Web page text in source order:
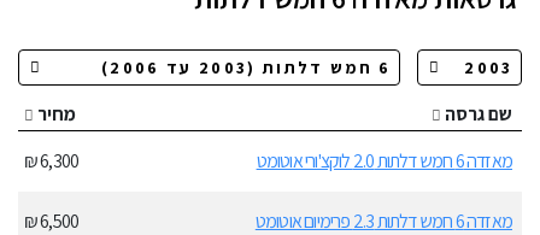
שם גרסה
מחיר
מאזדה 6 חמש דלתות 2.0 לוקצ'ורי אוטומט
6,300 ₪
מאזדה 6 חמש דלתות 2.3 פרימיום אוטומט
6,500 ₪